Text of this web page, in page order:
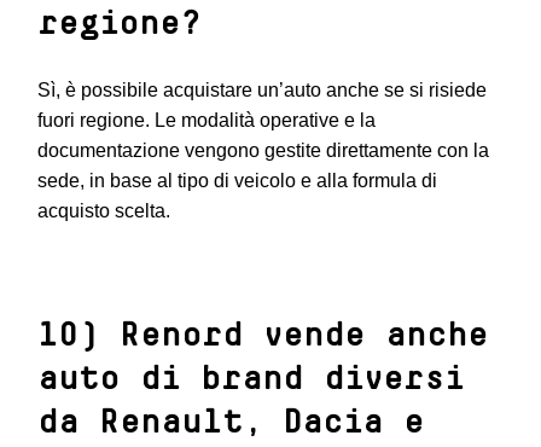
regione?
Sì, è possibile acquistare un’auto anche se si risiede
fuori regione. Le modalità operative e la
documentazione vengono gestite direttamente con la
sede, in base al tipo di veicolo e alla formula di
acquisto scelta.
10) Renord vende anche
auto di brand diversi
da Renault, Dacia e